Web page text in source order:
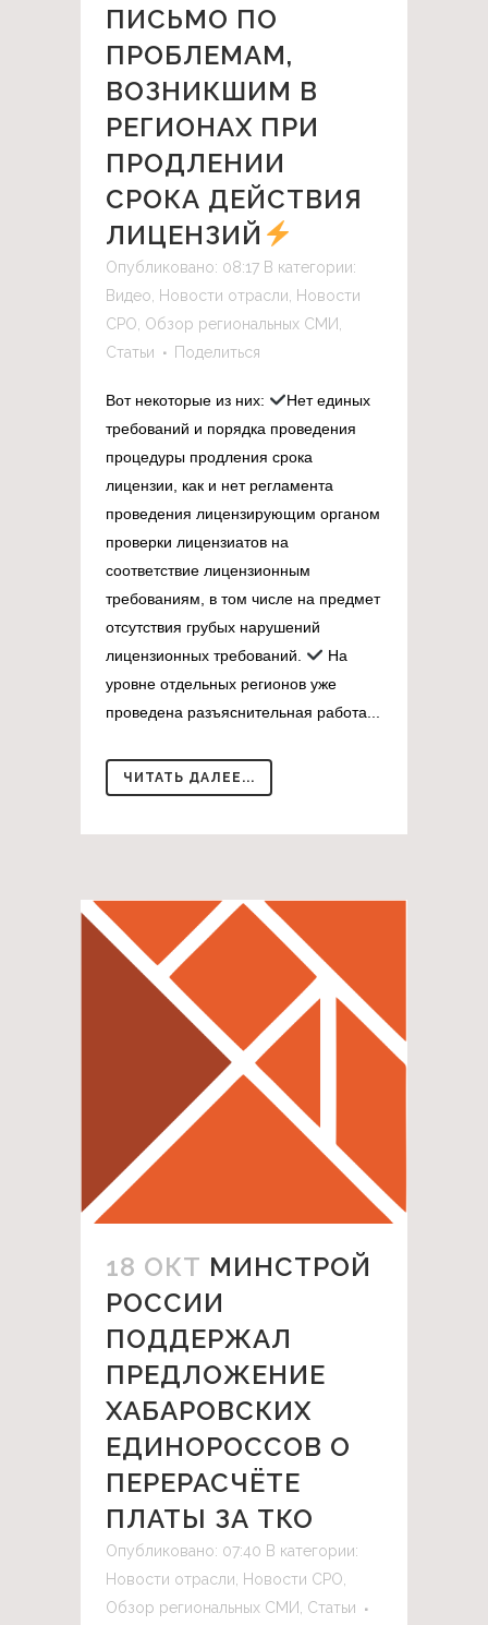
ПИСЬМО ПО
ПРОБЛЕМАМ,
ВОЗНИКШИМ В
РЕГИОНАХ ПРИ
ПРОДЛЕНИИ
СРОКА ДЕЙСТВИЯ
ЛИЦЕНЗИЙ
Опубликовано: 08:17 В категории:
Видео Новости отрасли Новости
СРО Обзор региональных СМИ
Статьи
Поделиться
Вот некоторые из них:
Нет единых
требований и порядка проведения
процедуры продления срока
лицензии, как и нет регламента
проведения лицензирующим органом
проверки лицензиатов на
соответствие лицензионным
требованиям, в том числе на предмет
отсутствия грубых нарушений
лицензионных требований.
На
уровне отдельных регионов уже
проведена разъяснительная работа...
ЧИТАТЬ ДАЛЕЕ...
18 ОКТ МИНСТРОЙ
РОССИИ
ПОДДЕРЖАЛ
ПРЕДЛОЖЕНИЕ
ХАБАРОВСКИХ
ЕДИНОРОССОВ О
ПЕРЕРАСЧЁТЕ
ПЛАТЫ ЗА ТКО
Опубликовано: 07:40 В категории:
Новости отрасли, Новости СРО,
Обзор региональных СМИ, Статьи